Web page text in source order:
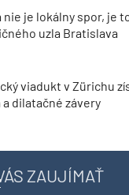
nie je lokálny spor, je
uzla Bratislava
viadukt v Zürichu
a dilatačné závery
ZAUJÍMAŤ